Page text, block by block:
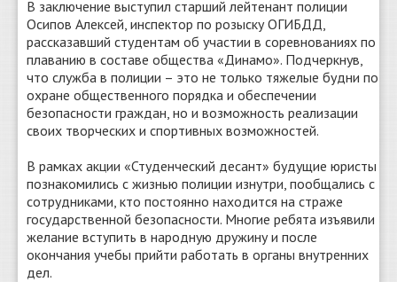
В заключение выступил старший лейтенант полиции
Осипов Алексей, инспектор по розыску ОГИБДД,
рассказавший студентам об участии в соревнованиях по
плаванию в составе общества «Динамо». Подчеркнув,
что служба в полиции – это не только тяжелые будни по
охране общественного порядка и обеспечении
безопасности граждан, но и возможность реализации
своих творческих и спортивных возможностей.
В рамках акции «Студенческий десант» будущие юристы
познакомились с жизнью полиции изнутри, пообщались с
сотрудниками, кто постоянно находится на страже
государственной безопасности. Многие ребята изъявили
желание вступить в народную дружину и после
окончания учебы прийти работать в органы внутренних
дел.